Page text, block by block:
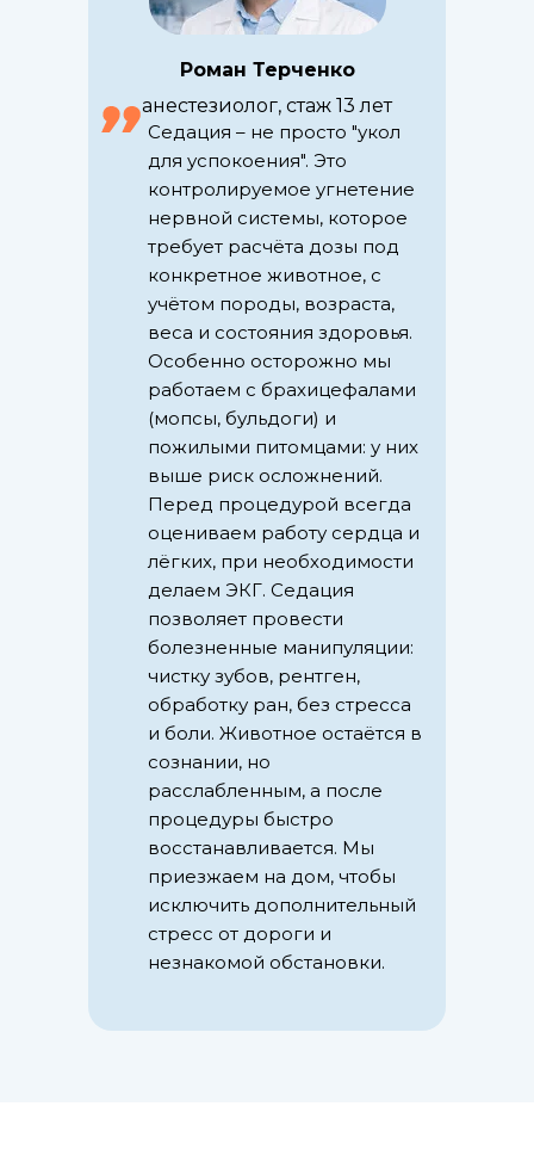
Седация – не просто "укол
для успокоения". Это
контролируемое угнетение
нервной системы, которое
требует расчёта дозы под
конкретное животное, с
учётом породы, возраста,
веса и состояния здоровья.
Особенно осторожно мы
работаем с брахицефалами
(мопсы, бульдоги) и
пожилыми питомцами: у них
выше риск осложнений.
Перед процедурой всегда
оцениваем работу сердца и
лёгких, при необходимости
делаем ЭКГ. Седация
позволяет провести
болезненные манипуляции:
чистку зубов, рентген,
обработку ран, без стресса
и боли. Животное остаётся в
сознании, но
расслабленным, а после
процедуры быстро
восстанавливается. Мы
приезжаем на дом, чтобы
исключить дополнительный
стресс от дороги и
незнакомой обстановки.
Роман Терченко
анестезиолог, стаж 13 лет